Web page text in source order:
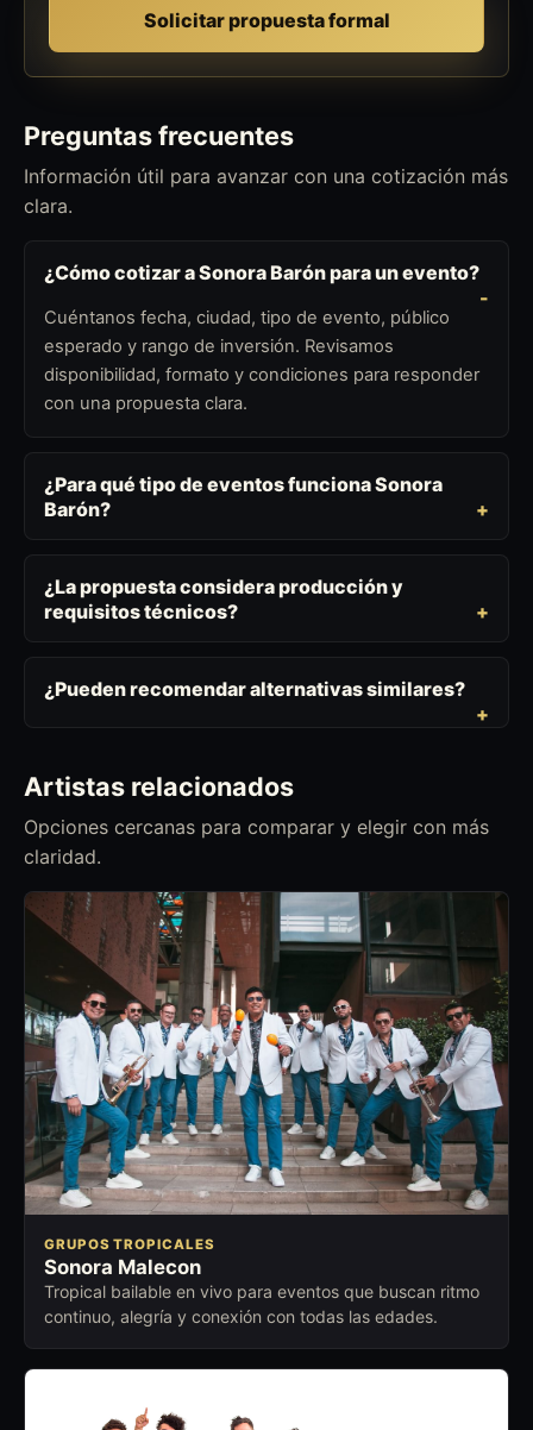
Solicitar propuesta formal
Preguntas frecuentes
Información útil para avanzar con una cotización más
clara.
¿Cómo cotizar a Sonora Barón para un evento?
Cuéntanos fecha, ciudad, tipo de evento, público
esperado y rango de inversión. Revisamos
disponibilidad, formato y condiciones para responder
con una propuesta clara.
¿Para qué tipo de eventos funciona Sonora
Barón?
¿La propuesta considera producción y
requisitos técnicos?
¿Pueden recomendar alternativas similares?
Artistas relacionados
Opciones cercanas para comparar y elegir con más
claridad.
GRUPOS TROPICALES
Sonora Malecon
Tropical bailable en vivo para eventos que buscan ritmo
continuo, alegría y conexión con todas las edades.